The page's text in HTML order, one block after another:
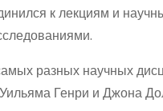
к лекциям и
разных научных
Генри и Джона